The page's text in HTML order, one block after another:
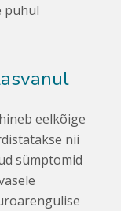
puhul
eelkõige
nii
sümptomid